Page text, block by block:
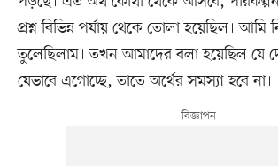
প্রশ্ন বিভিন্ন পর্যায় থেকে তোলা হয়েছিল। আমি
তুলেছিলাম। তখন আমাদের বলা হয়েছিল যে
যেভাবে এগোচ্ছে, তাতে অর্থের সমস্যা হবে না।